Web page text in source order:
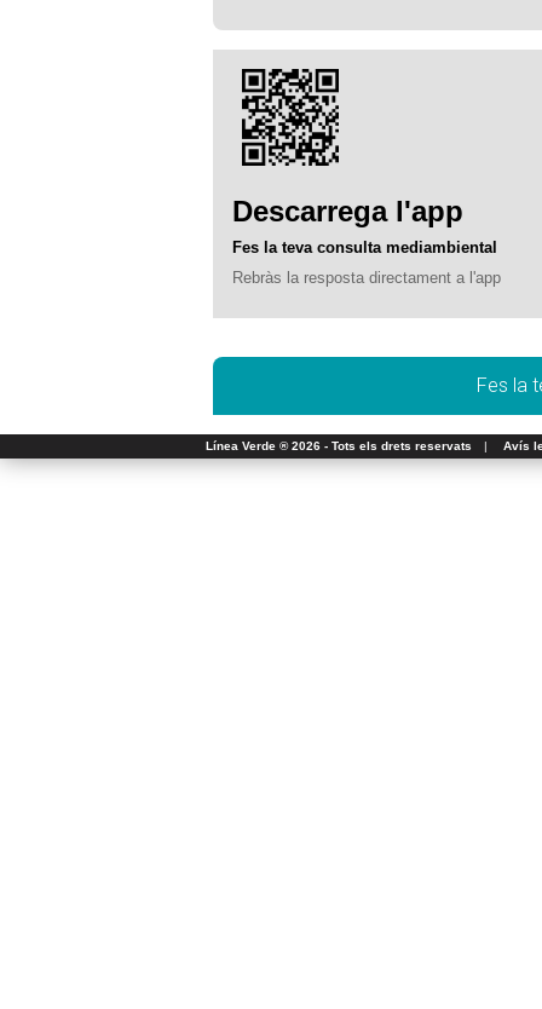
Descarrega l'app
Fes la teva consulta mediambiental
Rebràs la resposta directament a l'app
Fes la
Línea Verde ® 2026 - Tots els drets reservats | Avís